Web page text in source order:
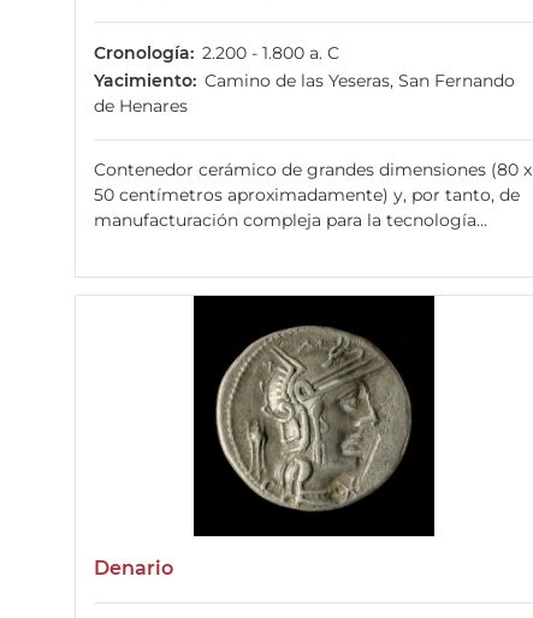
Cronología
2.200 - 1.800 a. C
Yacimiento Camino de las Yeseras, San Fernando
de Henares
Contenedor cerámico de grandes dimensiones (80 x
50 centímetros aproximadamente) y, por tanto, de
manufacturación compleja para la tecnología...
Denario